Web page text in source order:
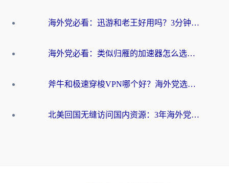
海外党必看：迅游和老王好用吗？3分钟选对加速国内网络的加速器
海外党必看：类似归雁的加速器怎么选？一篇搞定无缝访问国内资源
斧牛和极速穿梭VPN哪个好？海外党选回国加速器必看的真实对比与避坑指南
北美回国无缝访问国内资源：3年海外党亲测的加速器选择指南